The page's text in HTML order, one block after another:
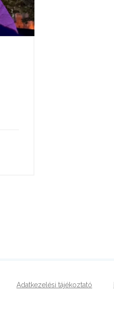
Adatkezelési tájékoztató